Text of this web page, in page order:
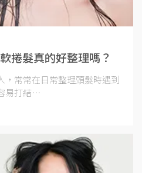
捲髮真的好整理嗎？
，常常在日常整理頭髮時遇到
易打結⋯